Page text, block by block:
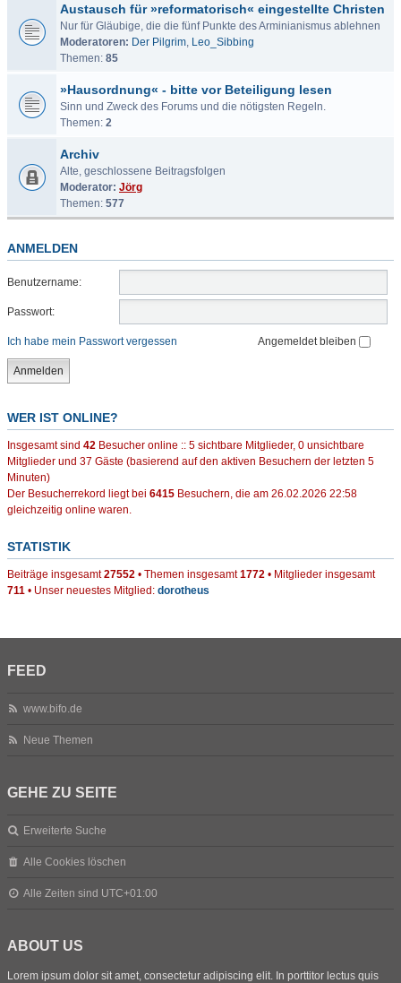
Austausch für »reformatorisch« eingestellte Christen
Nur für Gläubige, die die fünf Punkte des Arminianismus ablehnen
Moderatoren: Der Pilgrim, Leo_Sibbing
Themen: 85
»Hausordnung« - bitte vor Beteiligung lesen
Sinn und Zweck des Forums und die nötigsten Regeln.
Themen: 2
Archiv
Alte, geschlossene Beitragsfolgen
Moderator: Jörg
Themen: 577
ANMELDEN
Benutzername:
Passwort:
Ich habe mein Passwort vergessen Angemeldet bleiben
WER IST ONLINE?
Insgesamt sind 42 Besucher online :: 5 sichtbare Mitglieder, 0 unsichtbare
Mitglieder und 37 Gäste (basierend auf den aktiven Besuchern der letzten 5
Minuten)
Der Besucherrekord liegt bei 6415 Besuchern, die am 26.02.2026 22:58
gleichzeitig online waren.
STATISTIK
Beiträge insgesamt27552 • Themen insgesamt1772 • Mitglieder insgesamt
711 • Unser neuestes Mitglied: dorotheus
FEED
www.bifo.de
Neue Themen
GEHE ZU SEITE
Erweiterte Suche
Alle Cookies löschen
Alle Zeiten sind UTC+01:00
ABOUT US
Lorem ipsum dolor sit amet, consectetur adipiscing elit. In porttitor lectus quis